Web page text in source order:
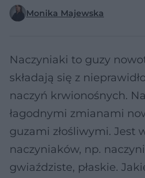
Monika Majewska
Naczyniaki to guzy
składają się z
naczyń krwionośnych.
łagodnymi zmianami
guzami złośliwymi. Jest
naczyniaków, np.
gwiaździste, płaskie.